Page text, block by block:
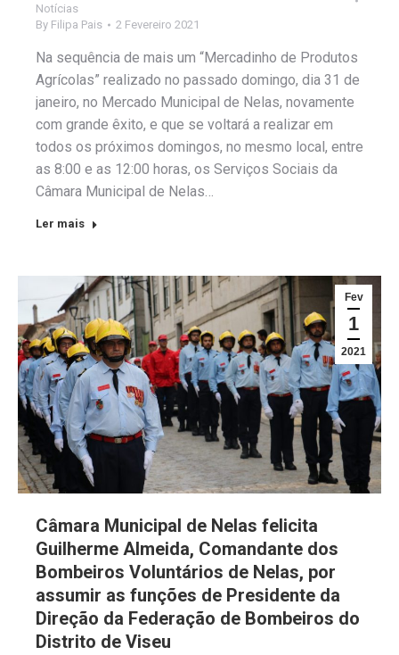
Notícias
By Filipa Pais 2 Fevereiro 2021
Na sequência de mais um “Mercadinho de Produtos
Agrícolas” realizado no passado domingo, dia 31 de
janeiro, no Mercado Municipal de Nelas, novamente
com grande êxito, e que se voltará a realizar em
todos os próximos domingos, no mesmo local, entre
as 8:00 e as 12:00 horas, os Serviços Sociais da
Câmara Municipal de Nelas…
Ler mais
Fev
1
2021
Câmara Municipal de Nelas felicita
Guilherme Almeida, Comandante dos
Bombeiros Voluntários de Nelas, por
assumir as funções de Presidente da
Direção da Federação de Bombeiros do
Distrito de Viseu